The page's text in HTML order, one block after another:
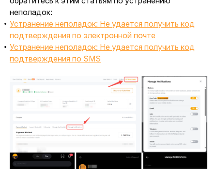
неполадок:
Устранение неполадок: Не удается получить код
подтверждения по электронной почте
Устранение неполадок: Не удается получить код
подтверждения по SMS